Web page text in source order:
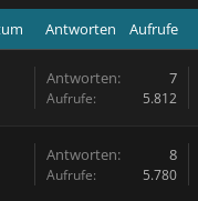
Antworten Aufrufe
Antworten: 7
Aufrufe: 5.812
Antworten: 8
Aufrufe: 5.780